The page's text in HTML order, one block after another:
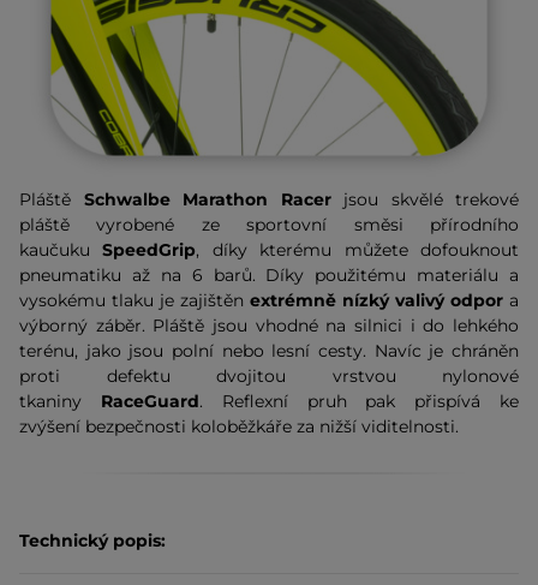
Pláště Schwalbe Marathon Racerjsou skvělé trekové
pláště vyrobené ze sportovní směsi přírodního
kaučukuSpeedGrip, díky kterému můžete dofouknout
pneumatiku až na 6 barů. Díky použitému materiálu a
vysokému tlaku je zajištěn extrémně nízký valivý odpor a
výborný záběr. Pláště jsou vhodné na silnici i do lehkého
terénu, jako jsou polní nebo lesní cesty. Navíc je chráněn
proti defektu dvojitou vrstvou nylonové
tkaniny RaceGuard. Reflexní pruh pak přispívá ke
zvýšení bezpečnosti koloběžkáře za nižší viditelnosti.
Technický popis: